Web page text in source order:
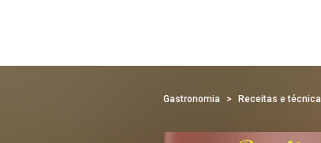
Gastronomia Receitas e